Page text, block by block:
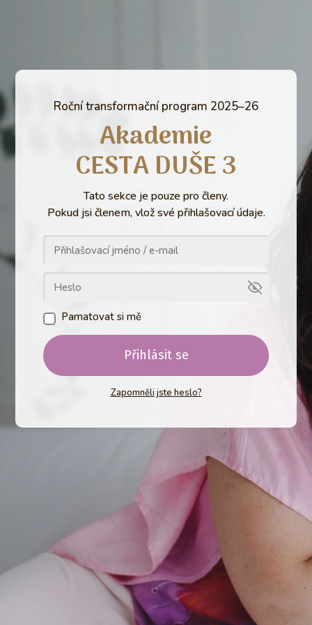
Roční transformační program 2025–26
Akademie
CESTA DUŠE 3
Tato sekce je pouze pro členy.
Pokud jsi členem, vlož své přihlašovací údaje.
Pamatovat si mě
Přihlásit se
Zapomněli jste heslo?